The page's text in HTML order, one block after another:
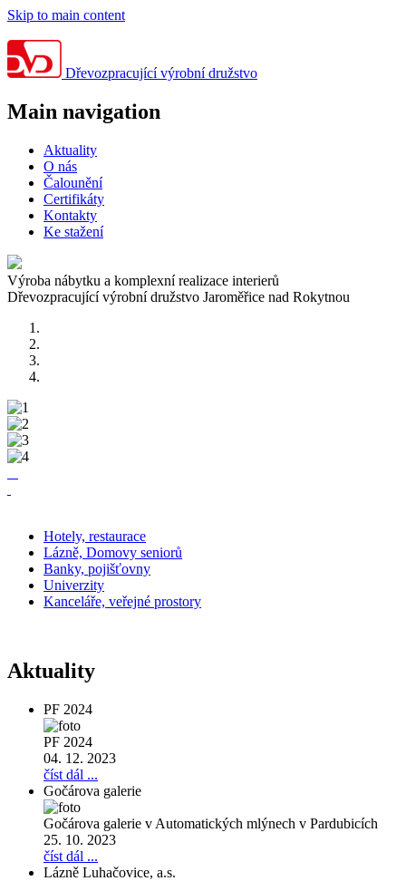
Skip to main content
Dřevozpracující výrobní družstvo
Main navigation
Aktuality
O nás
Čalounění
Certifikáty
Kontakty
Ke stažení
Výroba nábytku a komplexní realizace interierů
Dřevozpracující výrobní družstvo Jaroměřice nad Rokytnou
Hotely, restaurace
Lázně, Domovy seniorů
Banky, pojišťovny
Univerzity
Kanceláře, veřejné prostory
Aktuality
PF 2024
PF 2024
04. 12. 2023
číst dál ...
Gočárova galerie
Gočárova galerie v Automatických mlýnech v Pardubicích
25. 10. 2023
číst dál ...
Lázně Luhačovice, a.s.